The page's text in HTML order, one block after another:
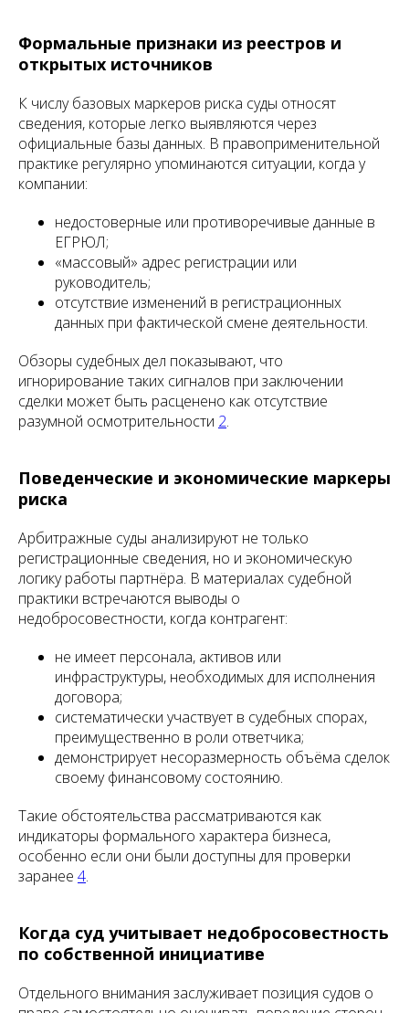
Формальные признаки из реестров и
открытых источников
К числу базовых маркеров риска суды относят
сведения, которые легко выявляются через
официальные базы данных. В правоприменительной
практике регулярно упоминаются ситуации, когда у
компании:
недостоверные или противоречивые данные в
ЕГРЮЛ;
«массовый» адрес регистрации или
руководитель;
отсутствие изменений в регистрационных
данных при фактической смене деятельности.
Обзоры судебных дел показывают, что
игнорирование таких сигналов при заключении
сделки может быть расценено как отсутствие
разумной осмотрительности 2.
Поведенческие и экономические маркеры
риска
Арбитражные суды анализируют не только
регистрационные сведения, но и экономическую
логику работы партнёра. В материалах судебной
практики встречаются выводы о
недобросовестности, когда контрагент:
не имеет персонала, активов или
инфраструктуры, необходимых для исполнения
договора;
систематически участвует в судебных спорах,
преимущественно в роли ответчика;
демонстрирует несоразмерность объёма сделок
своему финансовому состоянию.
Такие обстоятельства рассматриваются как
индикаторы формального характера бизнеса,
особенно если они были доступны для проверки
заранее 4.
Когда суд учитывает недобросовестность
по собственной инициативе
Отдельного внимания заслуживает позиция судов о